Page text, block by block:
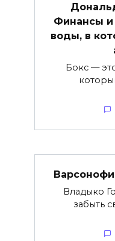
Финансы и
воды, в
Бокс —
Владыко
забыть